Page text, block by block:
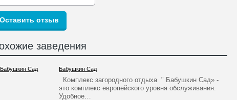
заведения
Бабушкин Сад
Комплекс загородного отдыха " Бабушкин Сад» -
это комплекс европейского уровня обслуживания.
Удобное…